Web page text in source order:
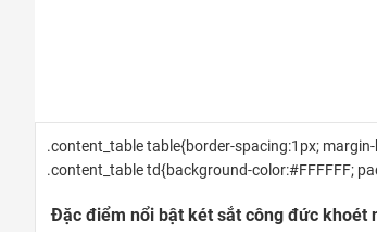
.content_table table{border-spacing:1px;
.content_table td{background-color:#FFFFFF;
Đặc điểm nổi bật két sắt công đức khoét